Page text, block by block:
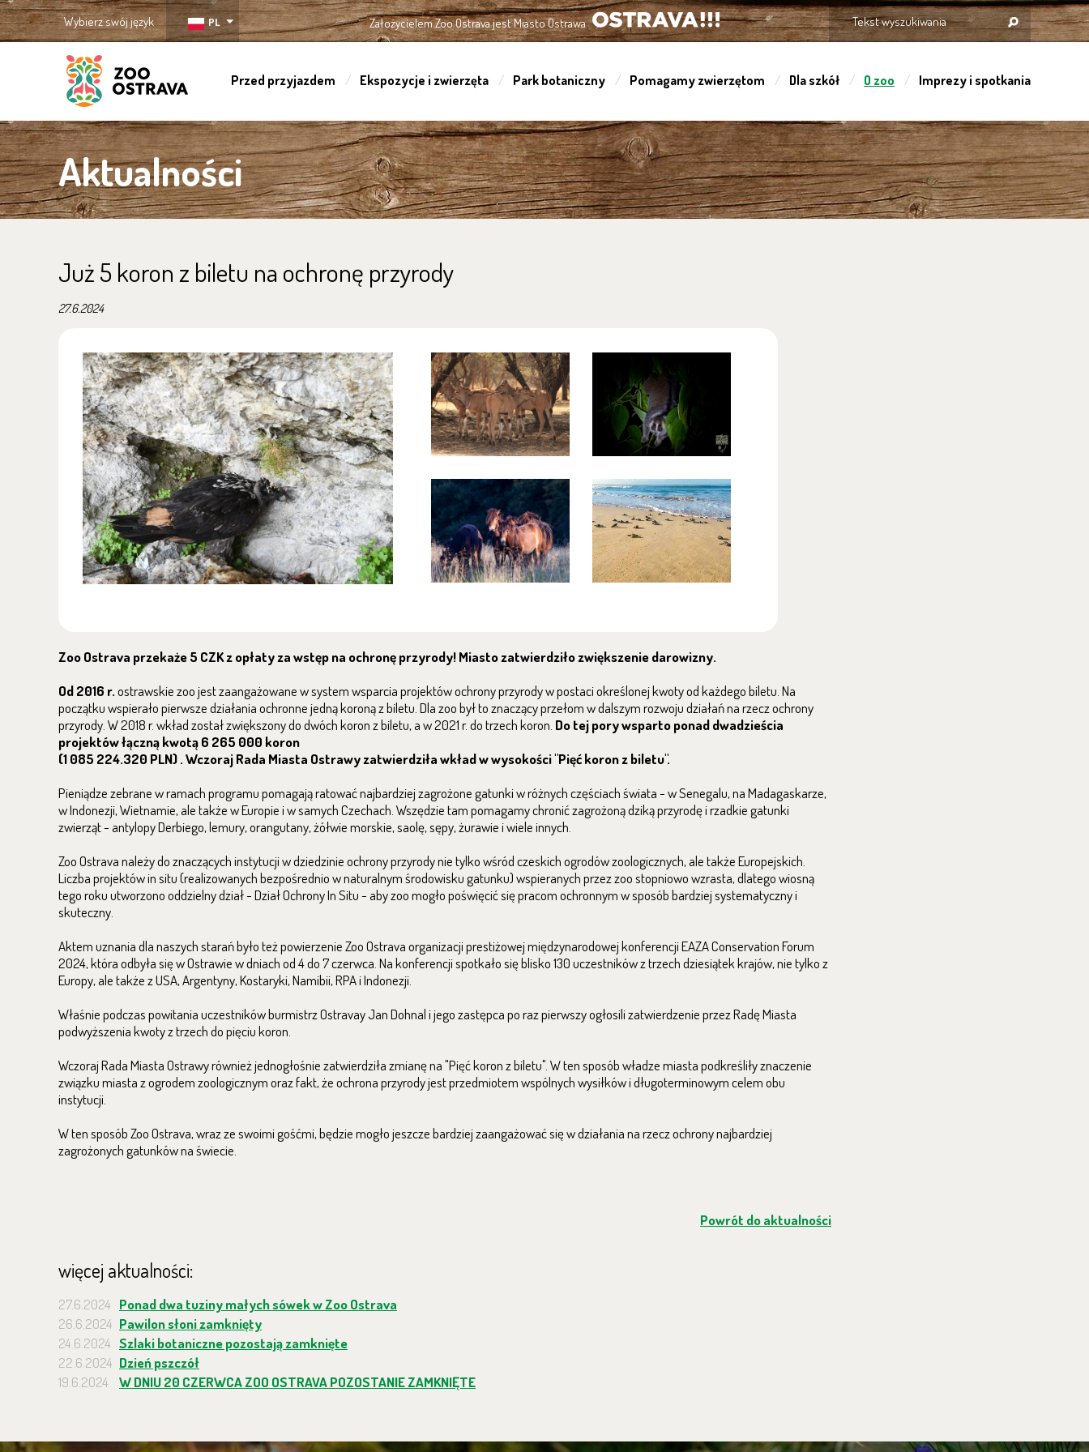
Założycielem Zoo Ostrava jest Miasto Ostrawa
OSTRAVA!!!
Wybierz swój język PL
ZOO Ostrava
Przed przyjazdem Ekspozycje i zwierzęta Park botaniczny Pomagamy zwierzętom Dla szkół O zoo Imprezy i spotkania
Aktualności
Już 5 koron z biletu na ochronę przyrody
27.6.2024
Zoo Ostrava przekaże 5 CZK z opłaty za wstęp na ochronę przyrody! Miasto zatwierdziło zwiększenie darowizny.
Od 2016 r.ostrawskie zoo jest zaangażowane w system wsparcia projektów ochrony przyrody w postaci określonej kwoty od każdego biletu. Na
początku wspierało pierwsze działania ochronne jedną koroną z biletu. Dla zoo był to znaczący przełom w dalszym rozwoju działań na rzecz ochrony
przyrody. W 2018 r. wkład został zwiększony do dwóch koron z biletu, a w 2021 r. do trzech koron. Do tej pory wsparto ponad dwadzieścia
projektów łączną kwotą 6 265 000 koron
(1 085 224.320 PLN).Wczoraj Rada Miasta Ostrawy zatwierdziła wkład w wysokości "Pięć koron z biletu".
Pieniądze zebrane w ramach programu pomagają ratować najbardziej zagrożone gatunki w różnych częściach świata - w Senegalu, na Madagaskarze,
w Indonezji, Wietnamie, ale także w Europie i w samych Czechach. Wszędzie tam pomagamy chronić zagrożoną dziką przyrodę i rzadkie gatunki
zwierząt - antylopy Derbiego, lemury, orangutany, żółwie morskie, saolę, sępy, żurawie i wiele innych.
Zoo Ostrava należy do znaczących instytucji w dziedzinie ochrony przyrody nie tylko wśród czeskich ogrodów zoologicznych, ale także Europejskich.
Liczba projektów in situ (realizowanych bezpośrednio w naturalnym środowisku gatunku) wspieranych przez zoo stopniowo wzrasta, dlatego wiosną
tego roku utworzono oddzielny dział - Dział Ochrony In Situ - aby zoo mogło poświęcić się pracom ochronnym w sposób bardziej systematyczny i
skuteczny.
Aktem uznania dla naszych starań było też powierzenie Zoo Ostrava organizacji prestiżowej międzynarodowej konferencji EAZA Conservation Forum
2024, która odbyła się w Ostrawie w dniach od 4 do 7 czerwca. Na konferencji spotkało się blisko 130 uczestników z trzech dziesiątek krajów, nie tylko z
Europy, ale także z USA, Argentyny, Kostaryki, Namibii, RPA i Indonezji.
Właśnie podczas powitania uczestników burmistrz Ostravay Jan Dohnal i jego zastępca po raz pierwszy ogłosili zatwierdzenie przez Radę Miasta
podwyższenia kwoty z trzech do pięciu koron.
Wczoraj Rada Miasta Ostrawy również jednogłośnie zatwierdziła zmianę na "Pięć koron z biletu". W ten sposób władze miasta podkreśliły znaczenie
związku miasta z ogrodem zoologicznym oraz fakt, że ochrona przyrody jest przedmiotem wspólnych wysiłków i długoterminowym celem obu
instytucji.
W ten sposób Zoo Ostrava, wraz ze swoimi gośćmi, będzie mogło jeszcze bardziej zaangażować się w działania na rzecz ochrony najbardziej
zagrożonych gatunków na świecie.
Powrót do aktualności
więcej aktualności:
27.6.2024 Ponad dwa tuziny małych sówek w Zoo Ostrava
26.6.2024 Pawilon słoni zamknięty
24.6.2024 Szlaki botaniczne pozostają zamknięte
22.6.2024 Dzień pszczół
19.6.2024
W DNIU 20 CZERWCA ZOO OSTRAVA POZOSTANIE ZAMKNIĘTE